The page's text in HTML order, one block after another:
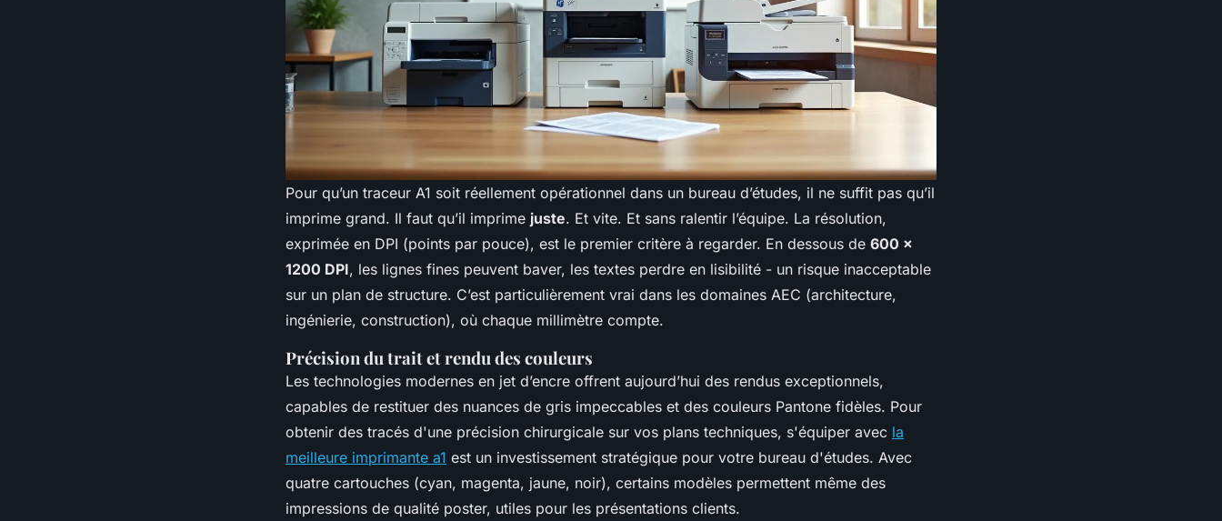
Pour qu’un traceur A1 soit réellement opérationnel dans un bureau d’études, il ne suffit pas qu’il
imprime grand. Il faut qu’il imprime juste. Et vite. Et sans ralentir l’équipe. La résolution,
exprimée en DPI (points par pouce), est le premier critère à regarder. En dessous de 600 x
1200 DPI, les lignes fines peuvent baver, les textes perdre en lisibilité - un risque inacceptable
sur un plan de structure. C’est particulièrement vrai dans les domaines AEC (architecture,
ingénierie, construction), où chaque millimètre compte.
Précision du trait et rendu des couleurs
Les technologies modernes en jet d’encre offrent aujourd’hui des rendus exceptionnels,
capables de restituer des nuances de gris impeccables et des couleurs Pantone fidèles. Pour
obtenir des tracés d'une précision chirurgicale sur vos plans techniques, s'équiper avec la
meilleure imprimante a1 est un investissement stratégique pour votre bureau d'études. Avec
quatre cartouches (cyan, magenta, jaune, noir), certains modèles permettent même des
impressions de qualité poster, utiles pour les présentations clients.